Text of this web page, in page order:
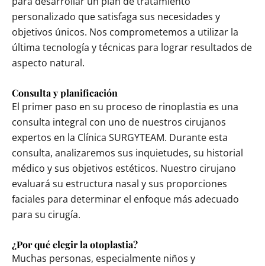
personalizado que satisfaga sus necesidades y
objetivos únicos. Nos comprometemos a utilizar la
última tecnología y técnicas para lograr resultados de
aspecto natural.
Consulta y planificación
El primer paso en su proceso de rinoplastia es una
consulta integral con uno de nuestros cirujanos
expertos en la Clínica SURGYTEAM. Durante esta
consulta, analizaremos sus inquietudes, su historial
médico y sus objetivos estéticos. Nuestro cirujano
evaluará su estructura nasal y sus proporciones
faciales para determinar el enfoque más adecuado
para su cirugía.
¿Por qué elegir la otoplastia?
Muchas personas, especialmente niños y